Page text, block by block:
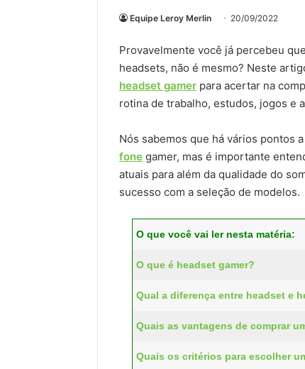
Equipe Leroy Merlin 20/09/2022
Provavelmente você já percebeu
headsets, não é mesmo? Neste
headset gamer para acertar na
rotina de trabalho, estudos, jogos e
Nós sabemos que há vários pontos
fone gamer, mas é importante
atuais para além da qualidade do
sucesso com a seleção de modelos.
O que você vai ler nesta matéria:
O que é headset gamer?
Qual a diferença entre headset e
Quais as vantagens de comprar
Quais os critérios para escolher